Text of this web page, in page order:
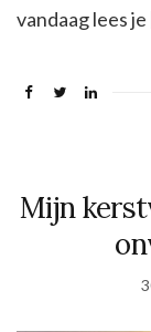
vandaag lees
Mijn